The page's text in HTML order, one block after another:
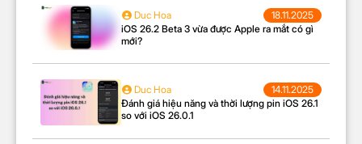
Duc Hoa
18.11.2025
iOS 26.2 Beta 3 vừa được Apple ra mắt có gì
mới?
Duc Hoa
14.11.2025
Đánh giá hiệu năng và thời lượng pin iOS 26.1
so với iOS 26.0.1